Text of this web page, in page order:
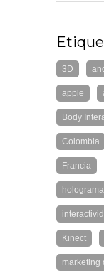
3D
apple
Body
Colombia
Francia
holograma
Kinect
marketing